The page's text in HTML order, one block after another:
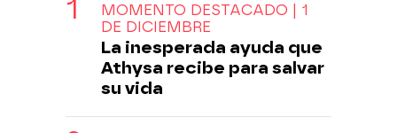
MOMENTO DESTACADO | 1
DE DICIEMBRE
La inesperada ayuda que
Athysa recibe para salvar
su vida